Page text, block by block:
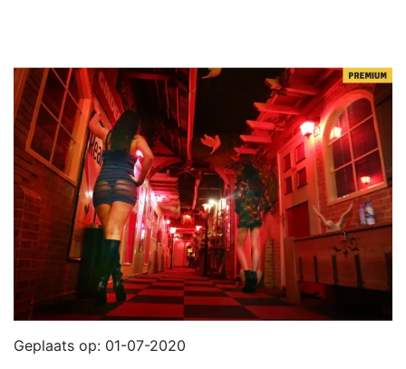
Geplaats op: 01-07-2020